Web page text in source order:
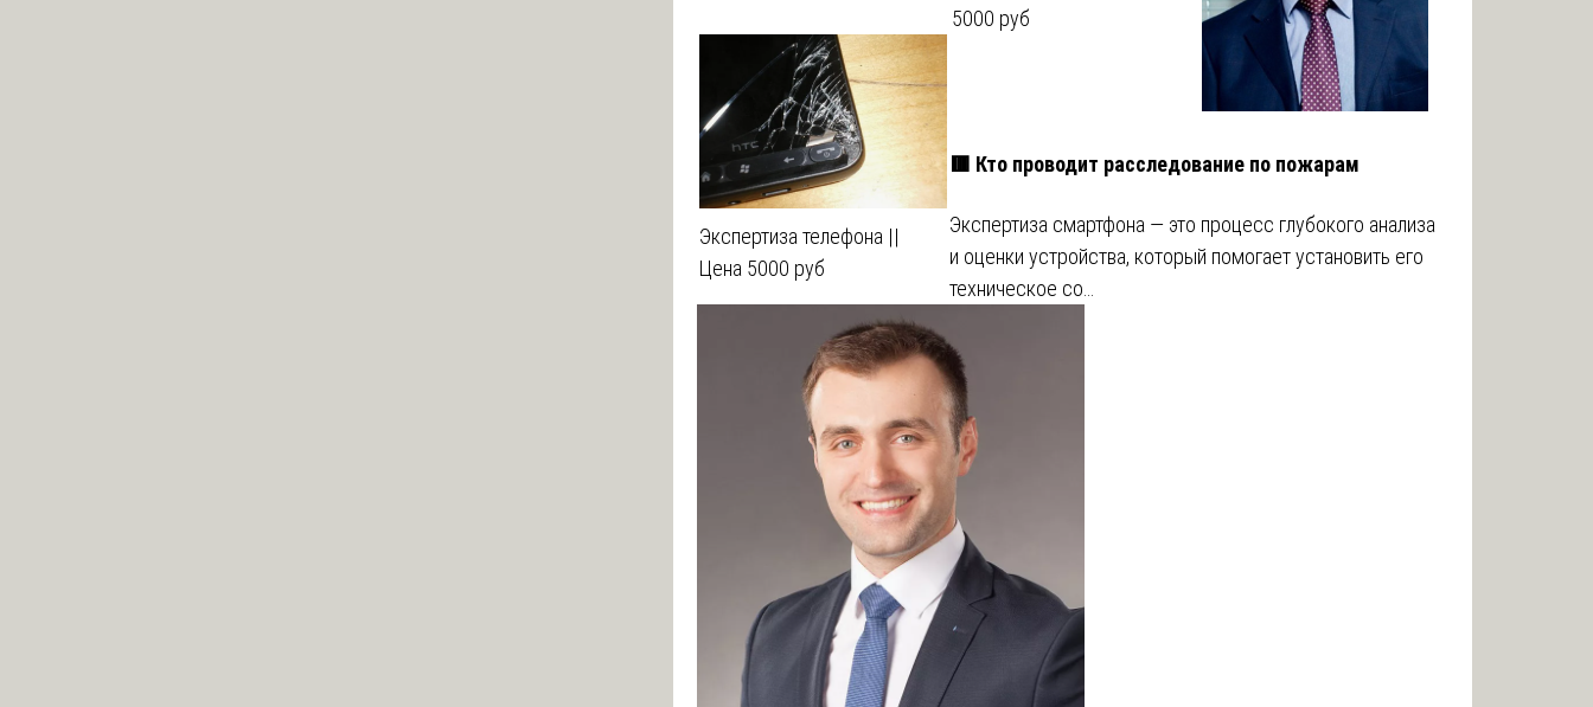
5000 руб
Экспертиза телефона ||
Цена 5000 руб
🟥 Кто проводит расследование по пожарам
Экспертиза смартфона — это процесс глубокого анализа
и оценки устройства, который помогает установить его
техническое со…